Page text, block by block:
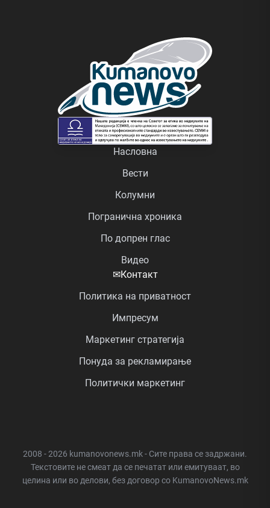
Насловна
Вести
Колумни
Погранична хроника
По допрен глас
Видео
✉Контакт
Политика на приватност
Импресум
Маркетинг стратегија
Понуда за рекламирање
Политички маркетинг
2008 - 2026 kumanovonews.mk - Сите права се задржани.
Текстовите не смеат да се печатат или емитуваат, во
целина или во делови, без договор со KumanovoNews.mk